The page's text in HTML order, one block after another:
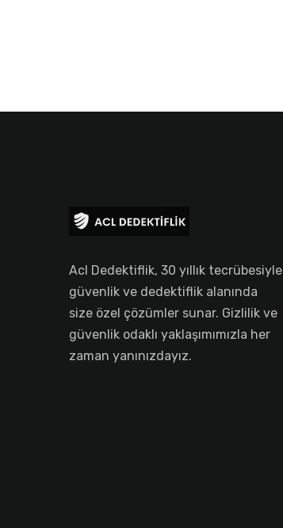
Acl Dedektiflik, 30 yıllık tecrübesiyle
güvenlik ve dedektiflik alanında
size özel çözümler sunar. Gizlilik ve
güvenlik odaklı yaklaşımımızla her
zaman yanınızdayız.